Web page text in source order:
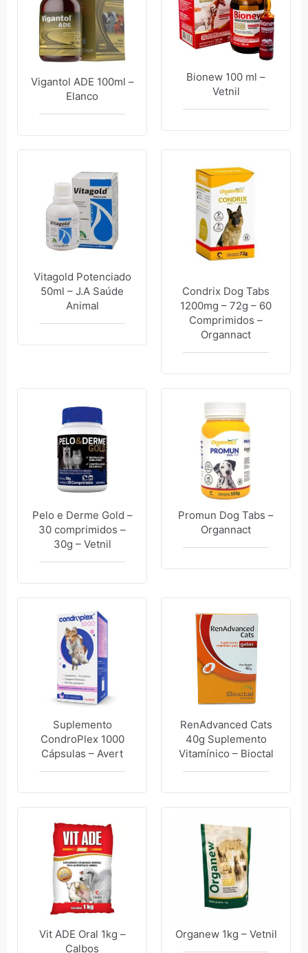
Vigantol ADE 100ml –
Elanco
Bionew 100 ml –
Vetnil
Vitagold Potenciado
50ml – J.A Saúde
Animal
Condrix Dog Tabs
1200mg – 72g – 60
Comprimidos –
Organnact
Pelo e Derme Gold –
30 comprimidos –
30g – Vetnil
Promun Dog Tabs –
Organnact
Suplemento
CondroPlex 1000
Cápsulas – Avert
RenAdvanced Cats
40g Suplemento
Vitamínico – Bioctal
Vit ADE Oral 1kg –
Calbos
Organew 1kg – Vetnil